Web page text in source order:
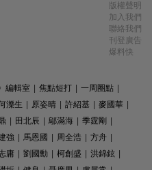
版權聲明
加入我們
聯絡我們
刊登廣告
爆料快
編輯室 焦點短打 一周圈點
濼生 原姿晴 許紹基 麥國華
田北辰 鄔滿海 季霆剛
強 馬恩國 周全浩 方舟
庸 劉國勳 柯創盛 洪錦鉉